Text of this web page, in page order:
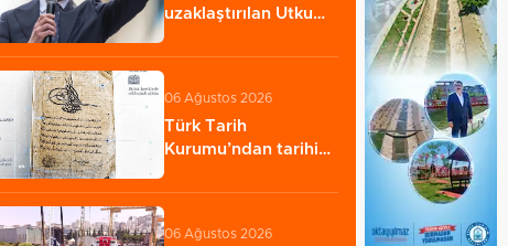
uzaklaştırılan Utku
hakkında…
06 Ağustos 2026
Türk Tarih
Kurumu’ndan tarihi
platformda…
06 Ağustos 2026